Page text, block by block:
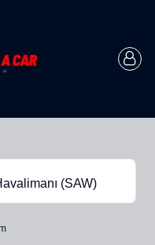
(SAW)